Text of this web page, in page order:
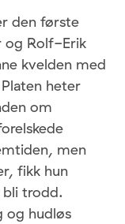
den første
og Rolf-Erik
kvelden med
heter
om
men
fikk hun
bli trodd.
og hudløs